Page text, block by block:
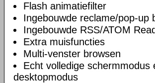
Flash animatiefilter
Ingebouwde reclame/pop-up
Ingebouwde RSS/ATOM
Extra muisfuncties
Multi-venster browsen
Echt volledige schermmodus
desktopmodus